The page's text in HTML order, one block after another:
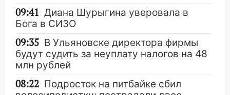
09:41 Диана Шурыгина уверовала в
Бога в СИЗО
09:35 В Ульяновске директора фирмы
будут судить за неуплату налогов на 48
млн рублей
08:22 Подросток на питбайке сбил